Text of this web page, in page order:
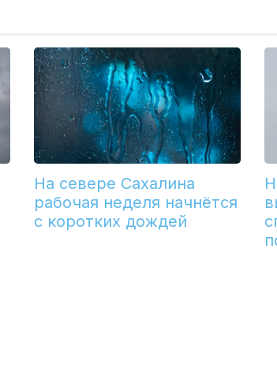
На севере Сахалина
рабочая неделя начнётся
с коротких дождей